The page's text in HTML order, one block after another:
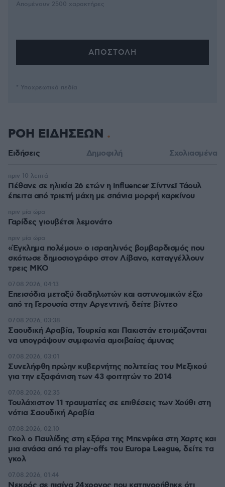
Απομένουν 2500 χαρακτήρες
* Υποχρεωτικά πεδία
ΡΟΗ ΕΙΔΗΣΕΩΝ
Ειδήσεις Δημοφιλή Σχολιασμένα
Πέθανε σε ηλικία 26 ετών η influencer Σίντνεϊ Τάουλ
έπειτα από τριετή μάχη με σπάνια μορφή καρκίνου
πριν 10 λεπτά
Γαρίδες γιουβέτσι λεμονάτο
πριν μία ώρα
«Έγκλημα πολέμου» ο ισραηλινός βομβαρδισμός που
σκότωσε δημοσιογράφο στον Λίβανο, καταγγέλλουν
τρεις ΜΚΟ
πριν μία ώρα
Επεισόδια μεταξύ διαδηλωτών και αστυνομικών έξω
από τη Γερουσία στην Αργεντινή, δείτε βίντεο
07.08.2026, 04:13
Σαουδική Αραβία, Τουρκία και Πακιστάν ετοιμάζονται
να υπογράψουν συμφωνία αμοιβαίας άμυνας
07.08.2026, 03:38
Συνελήφθη πρώην κυβερνήτης πολιτείας του Μεξικού
για την εξαφάνιση των 43 φοιτητών το 2014
07.08.2026, 03:01
Τουλάχιστον 11 τραυματίες σε επιθέσεις των Χούθι στη
νότια Σαουδική Αραβία
07.08.2026, 02:35
Γκολ ο Παυλίδης στη εξάρα της Μπενφίκα στη Χαρτς και
μια ανάσα από τα play-offs του Europa League, δείτε τα
γκολ
07.08.2026, 02:10
07.08.2026, 01:44